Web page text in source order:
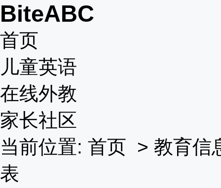
BiteABC
首页
儿童英语
在线外教
家长社区
当前位置: 首页 > 教育信
表